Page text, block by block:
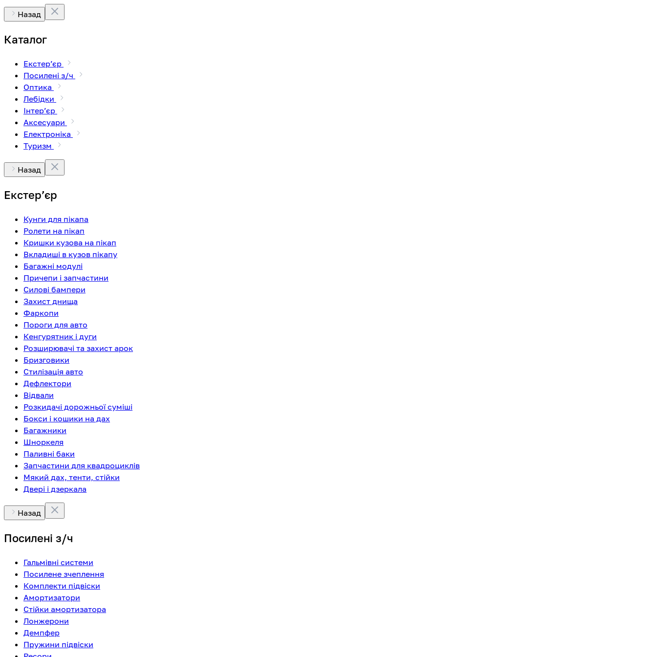
Назад
Каталог
Екстерʼєр
Посилені з/ч
Оптика
Лебідки
Інтерʼєр
Аксесуари
Електроніка
Туризм
Назад
Екстерʼєр
Кунги для пікапа
Ролети на пікап
Кришки кузова на пікап
Вкладиші в кузов пікапу
Багажні модулі
Причепи і запчастини
Силові бампери
Захист днища
Фаркопи
Пороги для авто
Кенгурятник і дуги
Розширювачі та захист арок
Бризговики
Стилізація авто
Дефлектори
Відвали
Розкидачі дорожньої суміші
Бокси і кошики на дах
Багажники
Шноркеля
Паливні баки
Запчастини для квадроциклів
Мякий дах, тенти, стійки
Двері і дзеркала
Назад
Посилені з/ч
Гальмівні системи
Посилене зчеплення
Комплекти підвіски
Амортизатори
Стійки амортизатора
Лонжерони
Демпфер
Пружини підвіски